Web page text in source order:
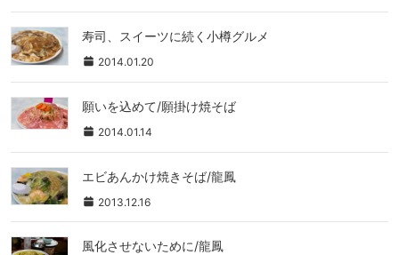
寿司、スイーツに続く小樽グルメ
2014.01.20
願いを込めて/願掛け焼そば
2014.01.14
エビあんかけ焼きそば/龍鳳
2013.12.16
風化させないために/龍鳳